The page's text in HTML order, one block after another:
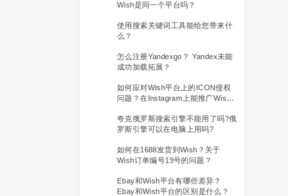
Wish是同一个平台吗？
使用搜索关键词工具能给您带来什
么？
怎么注册yandexgo？ Yandex未能
成功加载拓展？
如何应对Wish平台上的ICON侵权
问题？在Instagram上能推广Wish
夸克俄罗斯搜索引擎不能用了吗?俄
罗斯引擎可以在电脑上用吗?
如何在1688发货到Wish？关于
Wish订单编号19号的问题？
Ebay和Wish平台有哪些差异？
Ebay和Wish平台的区别是什么？